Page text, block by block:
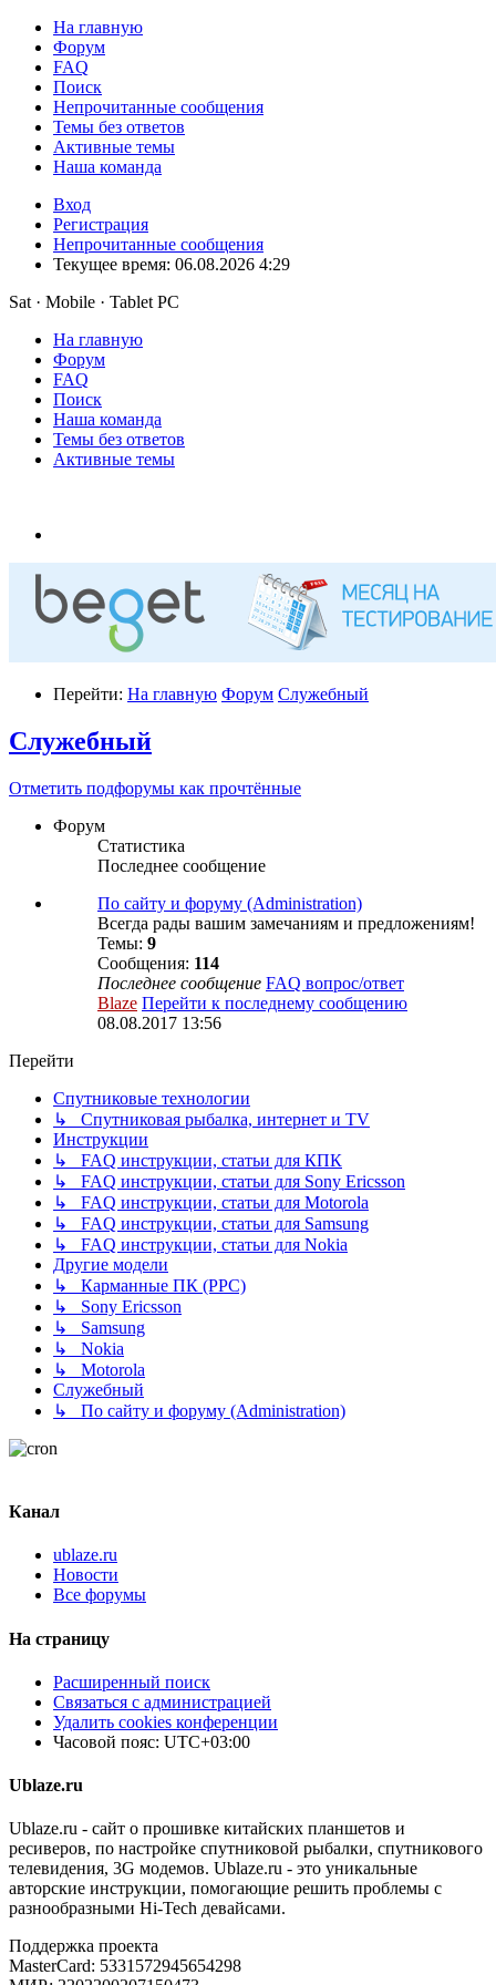
На главную
Форум
FAQ
Поиск
Непрочитанные сообщения
Темы без ответов
Активные темы
Наша команда
Вход
Регистрация
Непрочитанные сообщения
Текущее время: 06.08.2026 4:29
Sat · Mobile · Tablet PC
На главную
Форум
FAQ
Поиск
Наша команда
Темы без ответов
Активные темы
Перейти: На главную Форум Служебный
Служебный
Отметить подфорумы как прочтённые
Форум
Статистика
Последнее сообщение
По сайту и форуму (Administration)
Всегда рады вашим замечаниям и предложениям!
Темы: 9
Сообщения: 114
Последнее сообщение FAQ вопрос/ответ
Blaze Перейти к последнему сообщению
08.08.2017 13:56
Перейти
Спутниковые технологии
↳ Спутниковая рыбалка, интернет и TV
Инструкции
↳ FAQ инструкции, статьи для КПК
↳ FAQ инструкции, статьи для Sony Ericsson
↳ FAQ инструкции, статьи для Motorola
↳ FAQ инструкции, статьи для Samsung
↳ FAQ инструкции, статьи для Nokia
Другие модели
↳ Карманные ПК (PPC)
↳ Sony Ericsson
↳ Samsung
↳ Nokia
↳ Motorola
Служебный
↳ По сайту и форуму (Administration)
Канал
ublaze.ru
Новости
Все форумы
На страницу
Расширенный поиск
Связаться с администрацией
Удалить cookies конференции
Часовой пояс: UTC+03:00
Ublaze.ru
Ublaze.ru - сайт о прошивке китайских планшетов и
ресиверов, по настройке спутниковой рыбалки, спутникового
телевидения, 3G модемов. Ublaze.ru - это уникальные
авторские инструкции, помогающие решить проблемы с
разнообразными Hi-Tech девайсами.
Поддержка проекта
MasterCard: 5331572945654298